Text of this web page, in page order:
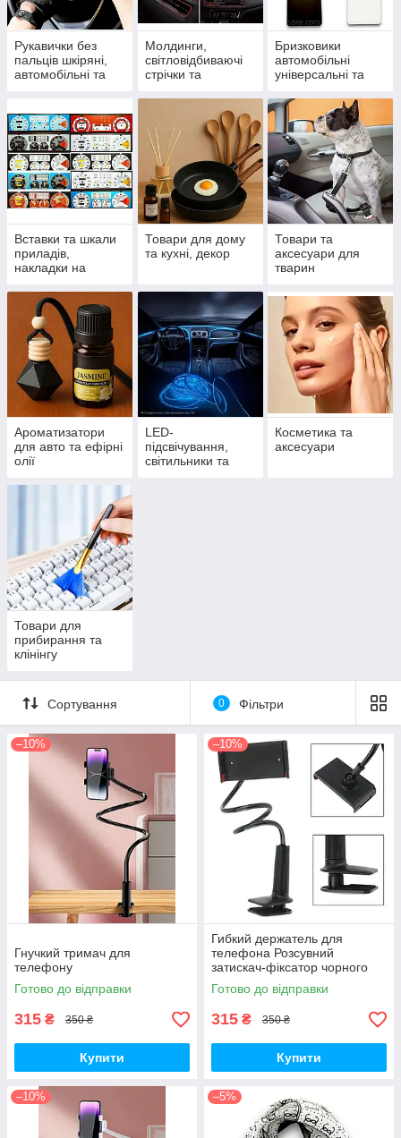
Рукавички без
пальців шкіряні,
автомобільні та
Молдинги,
світловідбиваючі
стрічки та
Бризковики
автомобільні
універсальні та
Вставки та шкали
приладів,
накладки на
Товари для дому
та кухні, декор
Товари та
аксесуари для
тварин
Ароматизатори
для авто та ефірні
олії
LED-
підсвічування,
світильники та
Косметика та
аксесуари
Товари для
прибирання та
клінінгу
Сортування 0 Фільтри
–10%
Гнучкий тримач для
телефону
Готово до відправки
315 ₴ 350 ₴
Купити
–10%
Гибкий держатель для
телефона Розсувний
затискач-фіксатор чорного
кольору
Готово до відправки
315 ₴ 350 ₴
Купити
–10% –5%